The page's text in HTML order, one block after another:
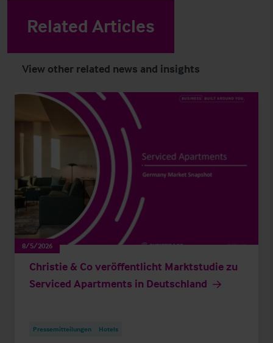
Related Articles
View other related news and insights
8/5/2026
Christie & Co veröffentlicht Marktstudie zu
Serviced Apartments in Deutschland
Pressemitteilungen Hotels